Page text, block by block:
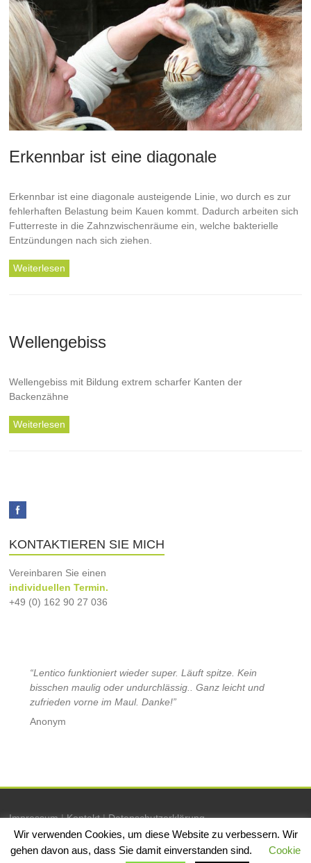
Erkennbar ist eine diagonale
Erkennbar ist eine diagonale austeigende Linie, wo durch es zur
fehlerhaften Belastung beim Kauen kommt. Dadurch arbeiten sich
Futterreste in die Zahnzwischenräume ein, welche bakterielle
Entzündungen nach sich ziehen.
Weiterlesen
Wellengebiss
Wellengebiss mit Bildung extrem scharfer Kanten der
Backenzähne
Weiterlesen
KONTAKTIEREN SIE MICH
Vereinbaren Sie einen
individuellen Termin.
+49 (0) 162 90 27 036
“Lentico funktioniert wieder super. Läuft spitze. Kein
bisschen maulig oder undurchlässig.. Ganz leicht und
zufrieden vorne im Maul. Danke!”
Anonym
Impressum|Kontakt|Datenschutzerklärung
Wir verwenden Cookies, um diese Website zu verbessern. Wir
gehen davon aus, dass Sie damit einverstanden sind.
Cookie